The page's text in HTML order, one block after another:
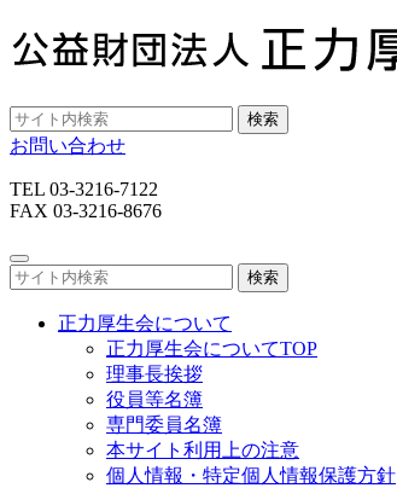
検索
お問い合わせ
TEL 03-3216-7122
FAX 03-3216-8676
検索
正力厚生会について
正力厚生会についてTOP
理事長挨拶
役員等名簿
専門委員名簿
本サイト利用上の注意
個人情報・特定個人情報保護方針